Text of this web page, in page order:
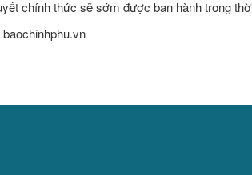
chính thức sẽ sớm được ban hành trong
baochinhphu.vn